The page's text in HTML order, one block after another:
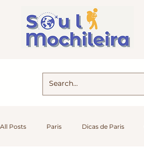
All Posts Paris Dicas de Paris